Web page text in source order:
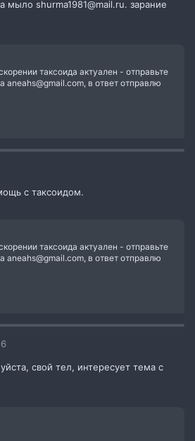
мыло shurma1981@mail.ru. зарание
таксоида актуален - отправьте
aneahs@gmail.com, в ответ отправлю
с таксоидом.
таксоида актуален - отправьте
aneahs@gmail.com, в ответ отправлю
свой тел, интересует тема с